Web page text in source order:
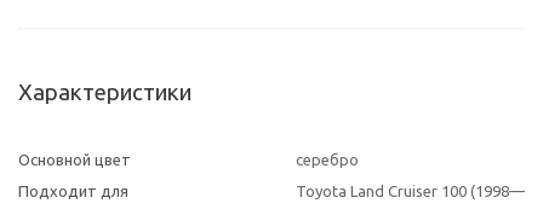
Характеристики
Основной цвет
серебро
Подходит для
Toyota Land Cruiser 100 (1998—